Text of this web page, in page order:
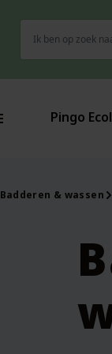
naar:
Pingo
Badderen & wassen